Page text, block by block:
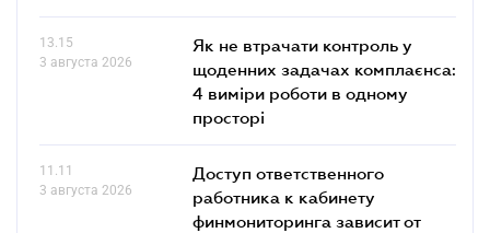
13.15
3 августа 2026
Як не втрачати контроль у
щоденних задачах комплаєнса:
4 виміри роботи в одному
просторі
11.11
3 августа 2026
Доступ ответственного
работника к кабинету
финмониторинга зависит от